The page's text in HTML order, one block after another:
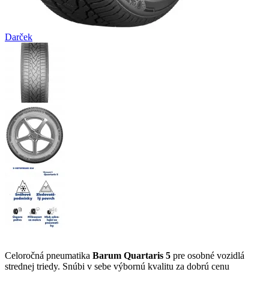
Darček
Celoročná pneumatika Barum Quartaris 5 pre osobné vozidlá
strednej triedy. Snúbi v sebe výbornú kvalitu za dobrú cenu